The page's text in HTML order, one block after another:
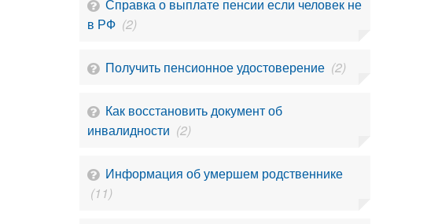
Справка о выплате пенсии если человек не
в РФ (2)
Получить пенсионное удостоверение (2)
Как восстановить документ об
инвалидности (2)
Информация об умершем родственнике
(11)